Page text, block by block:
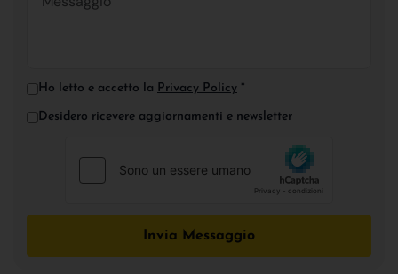
Ho letto e accetto la Privacy Policy *
Desidero ricevere aggiornamenti e newsletter
Invia Messaggio